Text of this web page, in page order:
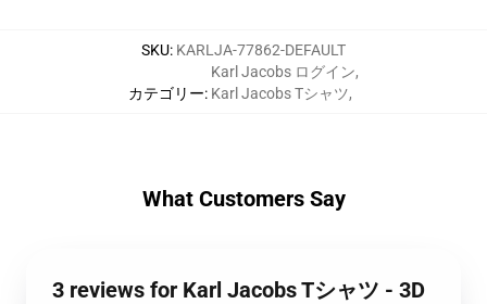
SKU: KARLJA-77862-DEFAULT
カテゴリー:
Karl Jacobs ログイン,
Karl Jacobs Tシャツ,
What Customers Say
3 reviews for Karl Jacobs Tシャツ - 3D